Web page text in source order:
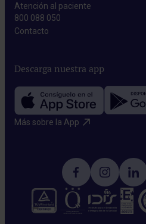
Atención al paciente
800 088 050
Contacto​
Descarga nuestra app
Más sobre la App​